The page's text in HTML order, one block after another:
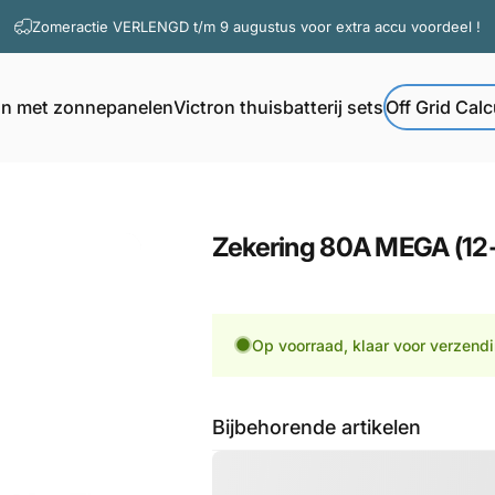
Zomeractie VERLENGD t/m 9 augustus voor extra accu voordeel !
met zonnepanelenVictron thuisbatterij setsOff Grid
Zekering80AMEGA
Op voorraad, klaar voor
Bijbehorende artikelen